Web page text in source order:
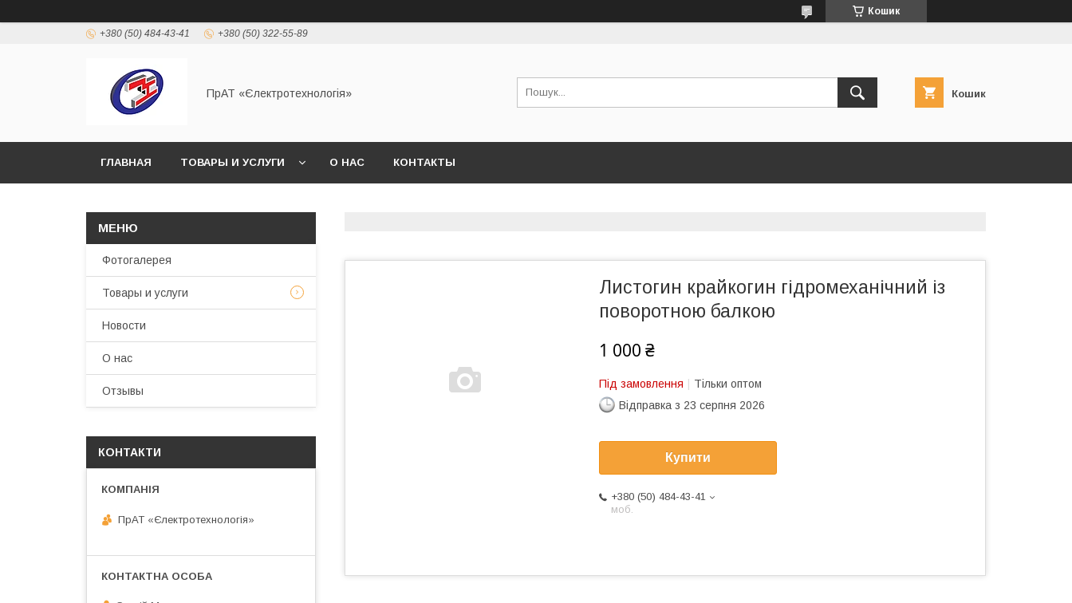
Кошик
+380 (50) 484-43-41 +380 (50) 322-55-89
ПрАТ «Єлектротехнологія» Кошик
ГЛАВНАЯ ТОВАРЫ И УСЛУГИ О НАС КОНТАКТЫ
Листогин крайкогин гідромеханічний із
поворотною балкою
1 000 ₴
Під замовлення
Тільки оптом
Відправка з 23 серпня 2026
Купити
+380 (50) 484-43-41
моб.
Фотогалерея
Товары и услуги
Новости
О нас
Отзывы
КОНТАКТИ
ПрАТ «Єлектротехнологія»